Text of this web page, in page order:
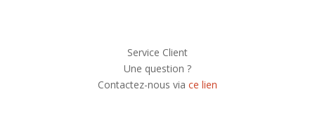
Service Client
Une question ?
Contactez-nous via ce lien